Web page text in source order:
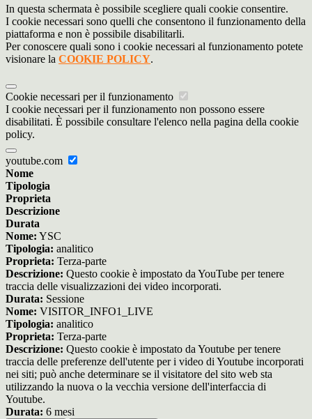
In questa schermata è possibile scegliere quali cookie consentire.
I cookie necessari sono quelli che consentono il funzionamento della
piattaforma e non è possibile disabilitarli.
Per conoscere quali sono i cookie necessari al funzionamento potete
visionare la COOKIE POLICY.
Cookie necessari per il funzionamento
I cookie necessari per il funzionamento non possono essere
disabilitati. È possibile consultare l'elenco nella pagina della cookie
policy.
youtube.com
Nome
Tipologia
Proprieta
Descrizione
Durata
Nome: YSC
Tipologia: analitico
Proprieta: Terza-parte
Descrizione: Questo cookie è impostato da YouTube per tenere
traccia delle visualizzazioni dei video incorporati.
Durata: Sessione
Nome: VISITOR_INFO1_LIVE
Tipologia: analitico
Proprieta: Terza-parte
Descrizione: Questo cookie è impostato da Youtube per tenere
traccia delle preferenze dell'utente per i video di Youtube incorporati
nei siti; può anche determinare se il visitatore del sito web sta
utilizzando la nuova o la vecchia versione dell'interfaccia di
Youtube.
Durata: 6 mesi